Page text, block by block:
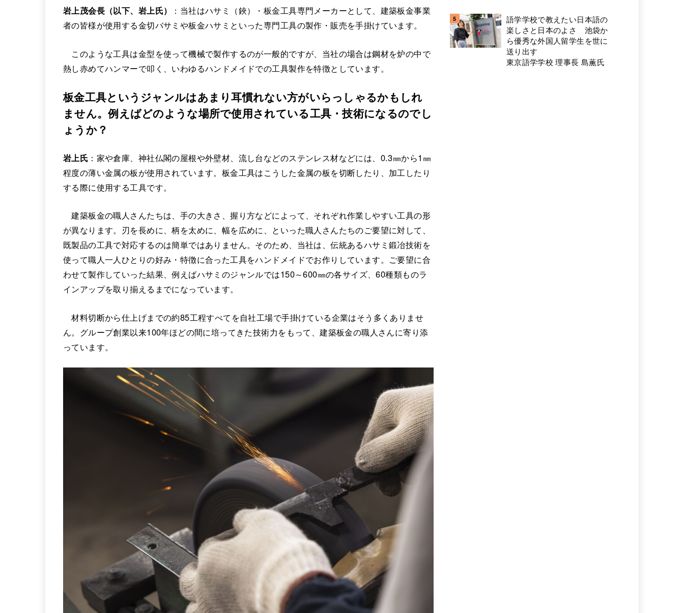
岩上茂会長（以下、岩上氏）
：当社はハサミ（鋏）・板金工具専門メーカーとして、建築板金事業
者の皆様が使用する金切バサミや板金ハサミといった専門工具の製作・販売を手掛けています。
このような工具は金型を使って機械で製作するのが一般的ですが、当社の場合は鋼材を炉の中で
熱し赤めてハンマーで叩く、いわゆるハンドメイドでの工具製作を特徴としています。
板金工具というジャンルはあまり耳慣れない方がいらっしゃるかもしれ
ません。例えばどのような場所で使用されている工具・技術になるのでし
ょうか？
岩上氏 ：家や倉庫、神社仏閣の屋根や外壁材、流し台などのステンレス材などには、0.3㎜から1㎜
程度の薄い金属の板が使用されています。板金工具はこうした金属の板を切断したり、加工したり
する際に使用する工具です。
建築板金の職人さんたちは、手の大きさ、握り方などによって、それぞれ作業しやすい工具の形
が異なります。刃を長めに、柄を太めに、幅を広めに、といった職人さんたちのご要望に対して、
既製品の工具で対応するのは簡単ではありません。そのため、当社は、伝統あるハサミ鍛冶技術を
使って職人一人ひとりの好み・特徴に合った工具をハンドメイドでお作りしています。ご要望に合
わせて製作していった結果、例えばハサミのジャンルでは150～600㎜の各サイズ、60種類ものラ
インアップを取り揃えるまでになっています。
材料切断から仕上げまでの約85工程すべてを自社工場で手掛けている企業はそう多くありませ
ん。グループ創業以来100年ほどの間に培ってきた技術力をもって、建築板金の職人さんに寄り添
っています。
語学学校で教えたい日本語の
楽しさと日本のよさ 池袋か
ら優秀な外国人留学生を世に
送り出す
東京語学学校 理事長 島薫氏